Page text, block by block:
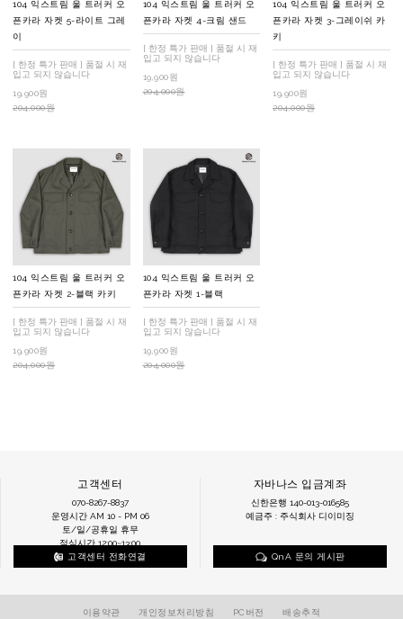
104 익스트림 울 트러커 오
픈카라 자켓 5-라이트 그레
이
[ 한정 특가 판매 ] 품절 시 재
입고 되지 않습니다
19,900원
204,000원
104 익스트림 울 트러커 오
픈카라 자켓 4-크림 샌드
[ 한정 특가 판매 ] 품절 시 재
입고 되지 않습니다
19,900원
204,000원
104 익스트림 울 트러커 오
픈카라 자켓 3-그레이쉬 카
키
[ 한정 특가 판매 ] 품절 시 재
입고 되지 않습니다
19,900원
204,000원
104 익스트림 울 트러커 오
픈카라 자켓 2-블랙 카키
[ 한정 특가 판매 ] 품절 시 재
입고 되지 않습니다
19,900원
204,000원
104 익스트림 울 트러커 오
픈카라 자켓 1-블랙
[ 한정 특가 판매 ] 품절 시 재
입고 되지 않습니다
19,900원
204,000원
고객센터
070-8267-8837
운영시간 AM 10 - PM 06
토/일/공휴일 휴무
점심시간 12:00~13:00
고객센터 전화연결
자바나스 입금계좌
신한은행 140-013-016585
예금주 : 주식회사 디이미징
QnA 문의 게시판
이용약관 개인정보처리방침 PC버전 배송추적